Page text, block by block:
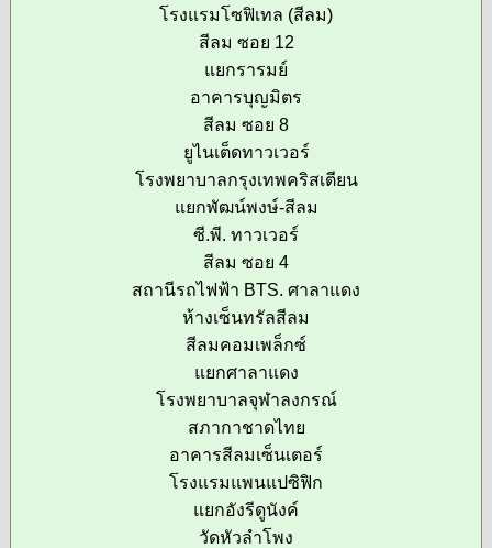
โรงแรมโซฟิเทล (สีลม)
สีลม ซอย 12
แยกรารมย์
อาคารบุญมิตร
สีลม ซอย 8
ยูไนเต็ดทาวเวอร์
โรงพยาบาลกรุงเทพคริสเตียน
แยกพัฒน์พงษ์-สีลม
ซี.พี. ทาวเวอร์
สีลม ซอย 4
สถานีรถไฟฟ้า BTS. ศาลาแดง
ห้างเซ็นทรัลสีลม
สีลมคอมเพล็กซ์
แยกศาลาแดง
โรงพยาบาลจุฬาลงกรณ์
สภากาชาดไทย
อาคารสีลมเซ็นเตอร์
โรงแรมแพนแปซิฟิก
แยกอังรีดูนังค์
วัดหัวลำโพง